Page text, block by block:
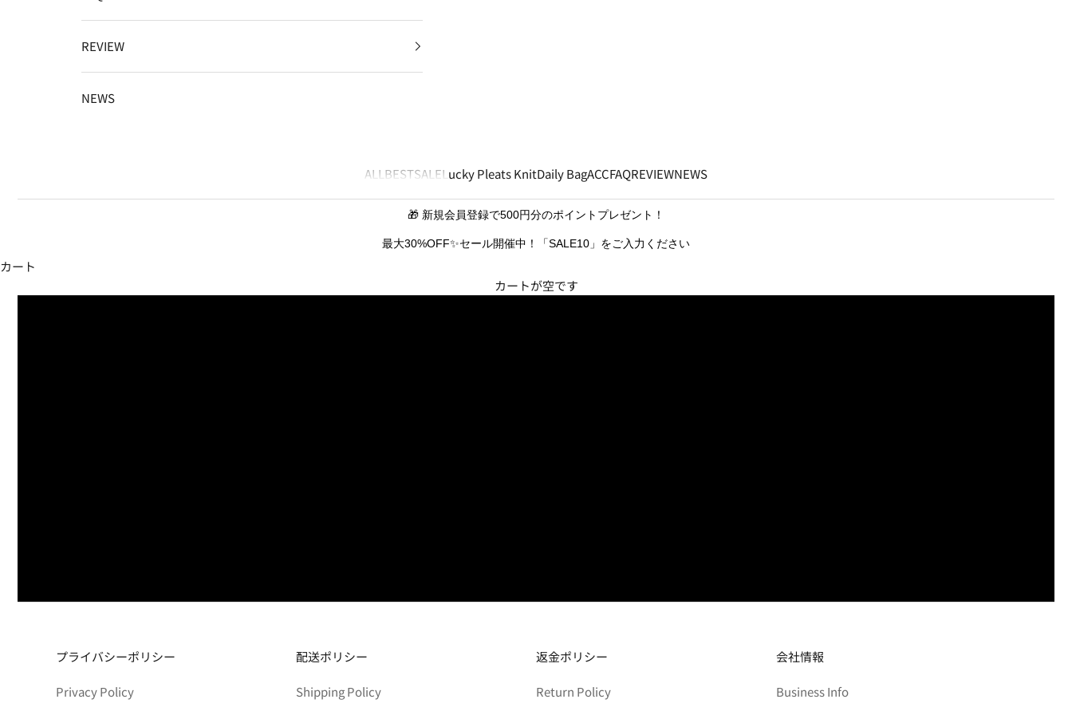
ALL BESTSALELucky Pleats KnitDaily BagACCFAQREVIEWNEWS
REVIEW
NEWS
🎁 新規会員登録で500円分のポイントプレゼント！
最大30%OFF✨セール開催中！「SALE10」をご入力ください
カート
カートが空です
プライバシーポリシー
Privacy Policy
配送ポリシー
Shipping Policy
返金ポリシー
Return Policy
会社情報
Business Info